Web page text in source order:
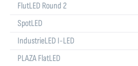
FlutLED Round 2
SpotLED
IndustrieLED I-LED
PLAZA FlatLED